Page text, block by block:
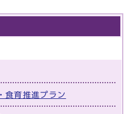
食育推進プラン